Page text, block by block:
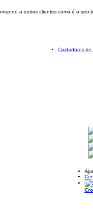
a outros clientes como é o seu
Cuidadores